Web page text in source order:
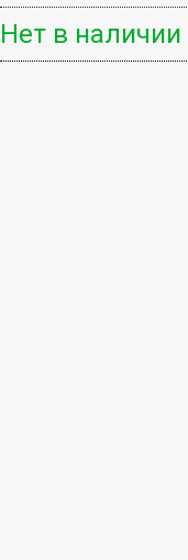
Нет в наличии